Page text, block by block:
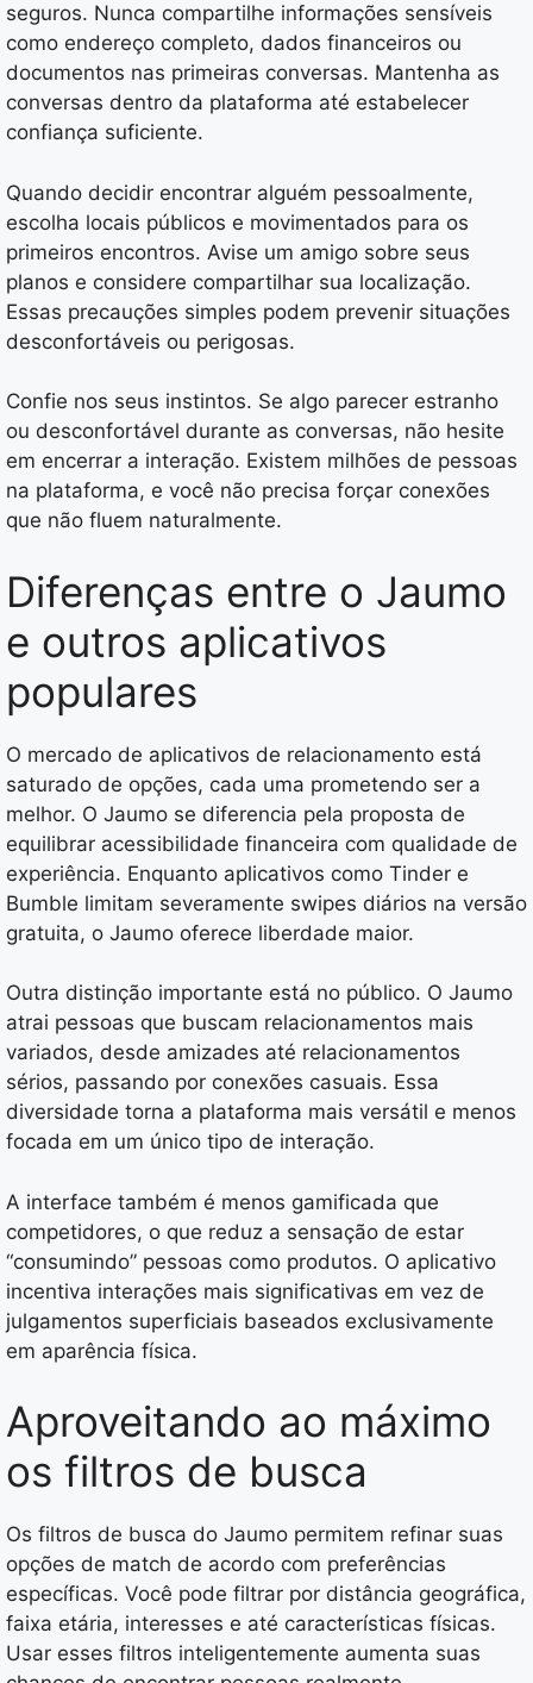
seguros. Nunca compartilhe informações sensíveis
como endereço completo, dados financeiros ou
documentos nas primeiras conversas. Mantenha as
conversas dentro da plataforma até estabelecer
confiança suficiente.
Quando decidir encontrar alguém pessoalmente,
escolha locais públicos e movimentados para os
primeiros encontros. Avise um amigo sobre seus
planos e considere compartilhar sua localização.
Essas precauções simples podem prevenir situações
desconfortáveis ou perigosas.
Confie nos seus instintos. Se algo parecer estranho
ou desconfortável durante as conversas, não hesite
em encerrar a interação. Existem milhões de pessoas
na plataforma, e você não precisa forçar conexões
que não fluem naturalmente.
Diferenças entre o Jaumo
e outros aplicativos
populares
O mercado de aplicativos de relacionamento está
saturado de opções, cada uma prometendo ser a
melhor. O Jaumo se diferencia pela proposta de
equilibrar acessibilidade financeira com qualidade de
experiência. Enquanto aplicativos como Tinder e
Bumble limitam severamente swipes diários na versão
gratuita, o Jaumo oferece liberdade maior.
Outra distinção importante está no público. O Jaumo
atrai pessoas que buscam relacionamentos mais
variados, desde amizades até relacionamentos
sérios, passando por conexões casuais. Essa
diversidade torna a plataforma mais versátil e menos
focada em um único tipo de interação.
A interface também é menos gamificada que
competidores, o que reduz a sensação de estar
“consumindo” pessoas como produtos. O aplicativo
incentiva interações mais significativas em vez de
julgamentos superficiais baseados exclusivamente
em aparência física.
Aproveitando ao máximo
os filtros de busca
Os filtros de busca do Jaumo permitem refinar suas
opções de match de acordo com preferências
específicas. Você pode filtrar por distância geográfica,
faixa etária, interesses e até características físicas.
Usar esses filtros inteligentemente aumenta suas